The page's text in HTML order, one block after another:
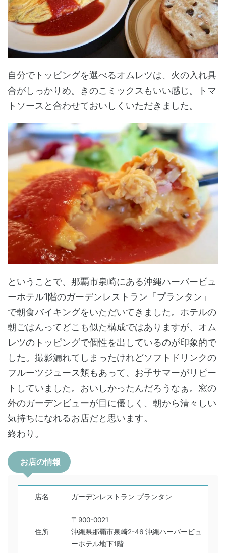
自分でトッピングを選べるオムレツは、火の入れ具
合がしっかりめ。きのこミックスもいい感じ。トマ
トソースと合わせておいしくいただきました。
ということで、那覇市泉崎にある沖縄ハーバービュ
ーホテル1階のガーデンレストラン「プランタン」
で朝食バイキングをいただいてきました。ホテルの
朝ごはんってどこも似た構成ではありますが、オム
レツのトッピングで個性を出しているのが印象的で
した。撮影漏れてしまったけれどソフトドリンクの
フルーツジュース類もあって、お子サマーがリピー
トしていました。おいしかったんだろうなぁ。窓の
外のガーデンビューが目に優しく、朝から清々しい
気持ちになれるお店だと思います。
終わり。
お店の情報
店名 ガーデンレストラン プランタン
住所
〒900-0021
沖縄県那覇市泉崎2-46 沖縄ハーバービュ
ーホテル地下1階